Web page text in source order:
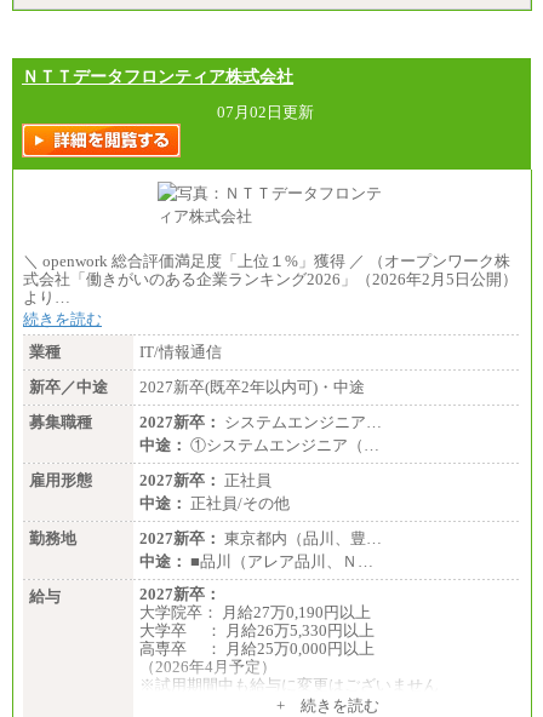
ＮＴＴデータフロンティア株式会社
07月02日更新
＼ openwork 総合評価満足度「上位１%」獲得 ／ （オープンワーク株
式会社「働きがいのある企業ランキング2026」（2026年2月5日公開）
より…
続きを読む
業種
IT/情報通信
新卒／中途
2027新卒(既卒2年以内可)・中途
募集職種
2027新卒： システムエンジニア…
中途： ①システムエンジニア（…
雇用形態
2027新卒： 正社員
中途： 正社員/その他
勤務地
2027新卒： 東京都内（品川、豊…
中途： ■品川（アレア品川、Ｎ…
給与
2027新卒：
大学院卒： 月給27万0,190円以上
大学卒 ： 月給26万5,330円以上
高専卒 ： 月給25万0,000円以上
（2026年4月予定）
※試用期間中も給与に変更はございません
+ 続きを読む